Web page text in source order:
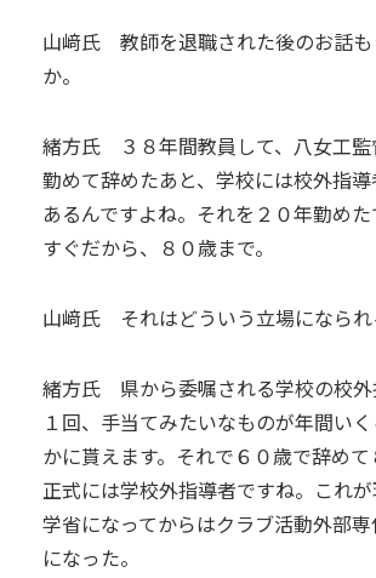
山﨑氏 教師を退職された後のお話も
か。
緒方氏 ３８年間教員して、八女工監
勤めて辞めたあと、学校には校外指
あるんですよね。それを２０年勤めた
すぐだから、８０歳まで。
山﨑氏 それはどういう立場になられ
緒方氏 県から委嘱される学校の校外
１回、手当てみたいなものが年間い
かに貰えます。それで６０歳で辞めて
正式には学校外指導者ですね。これ
学省になってからはクラブ活動外部
になった。